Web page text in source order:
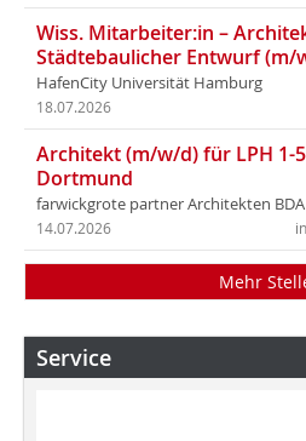
Wiss. Mitarbeiter:in –
Städtebaulicher Entwurf (m/
HafenCity Universität Hamburg
18.07.2026
Architekt (m/w/d) für LPH 1-
Dortmund
farwickgrote partner Architekten
14.07.2026
Mehr
Service